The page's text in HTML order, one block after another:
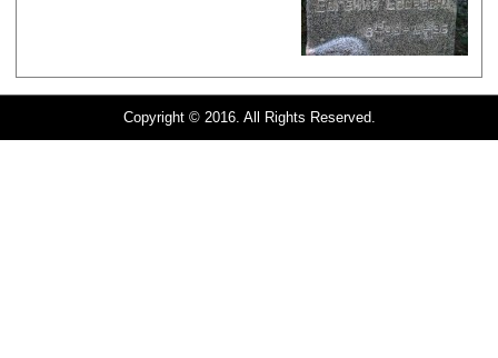
Copyright © 2016. All Rights Reserved.